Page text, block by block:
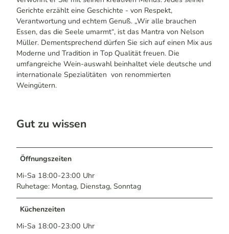
Gerichte erzählt eine Geschichte - von Respekt,
Verantwortung und echtem Genuß. „Wir alle brauchen
Essen, das die Seele umarmt“, ist das Mantra von Nelson
Müller. Dementsprechend dürfen Sie sich auf einen Mix aus
Moderne und Tradition in Top Qualität freuen. Die
umfangreiche Wein-auswahl beinhaltet viele deutsche und
internationale Spezialitäten von renommierten
Weingütern.
Gut zu wissen
Öffnungszeiten
Mi-Sa 18:00-23:00 Uhr
Ruhetage: Montag, Dienstag, Sonntag
Küchenzeiten
Mi-Sa 18:00-23:00 Uhr